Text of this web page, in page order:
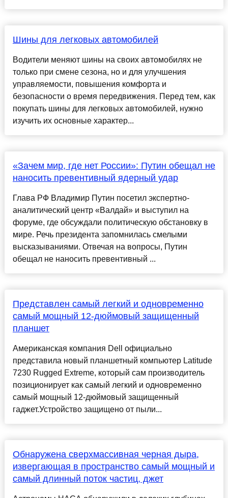
Шины для легковых автомобилей
Водители меняют шины на своих автомобилях не
только при смене сезона, но и для улучшения
управляемости, повышения комфорта и
безопасности о время передвижения. Перед тем, как
покупать шины для легковых автомобилей, нужно
изучить их основные характер...
«Зачем мир, где нет России»: Путин обещал не
наносить превентивный ядерный удар
Глава РФ Владимир Путин посетил экспертно-
аналитический центр «Валдай» и выступил на
форуме, где обсуждали политическую обстановку в
мире. Речь президента запомнилась смелыми
высказываниями. Отвечая на вопросы, Путин
обещал не наносить превентивный ...
Представлен самый легкий и одновременно
самый мощный 12-дюймовый защищенный
планшет
Американская компания Dell официально
представила новый планшетный компьютер Latitude
7230 Rugged Extreme, который сам производитель
позиционирует как самый легкий и одновременно
самый мощный 12-дюймовый защищенный
гаджет.Устройство защищено от пыли...
Обнаружена сверхмассивная черная дыра,
извергающая в пространство самый мощный и
самый длинный поток частиц, джет